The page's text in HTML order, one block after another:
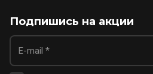
Подпишись на акции